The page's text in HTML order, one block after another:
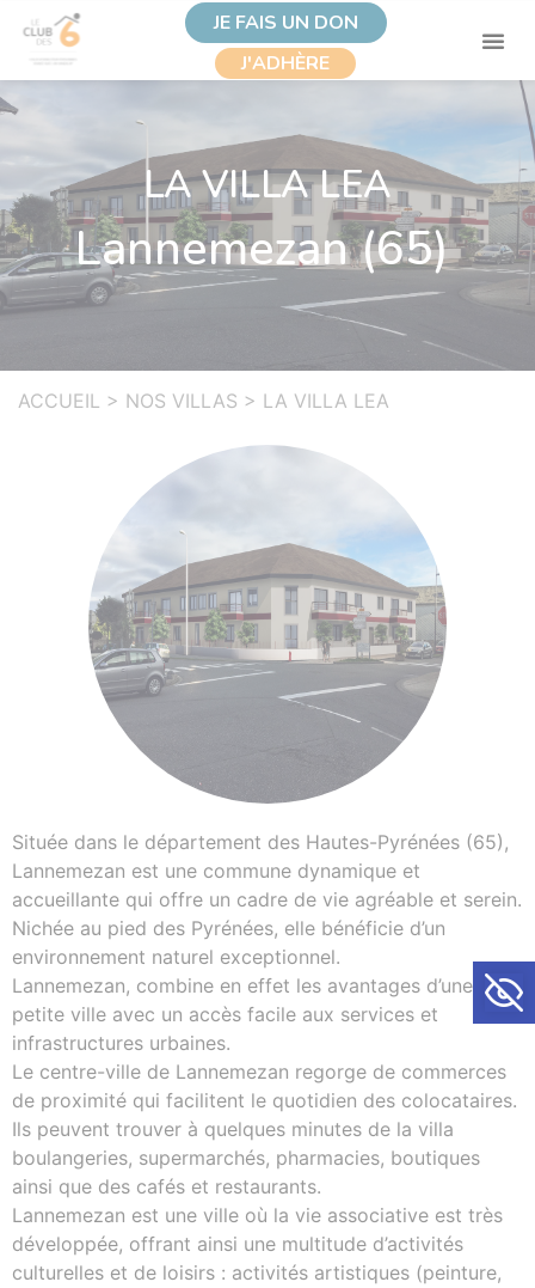
Ouvrir
JE FAIS UN DON
J'ADHÈRE
LA VILLA LEA
Lannemezan (65)
ACCUEIL > NOS VILLAS > LA VILLA LEA
Située dans le département des Hautes-Pyrénées (65),
Lannemezan est une commune dynamique et
accueillante qui offre un cadre de vie agréable et serein.
Nichée au pied des Pyrénées, elle bénéficie d’un
environnement naturel exceptionnel.
Lannemezan, combine en effet les avantages d’une
petite ville avec un accès facile aux services et
infrastructures urbaines.
Le centre-ville de Lannemezan regorge de commerces
de proximité qui facilitent le quotidien des colocataires.
Ils peuvent trouver à quelques minutes de la villa
boulangeries, supermarchés, pharmacies, boutiques
ainsi que des cafés et restaurants.
Lannemezan est une ville où la vie associative est très
développée, offrant ainsi une multitude d’activités
culturelles et de loisirs : activités artistiques (peinture,